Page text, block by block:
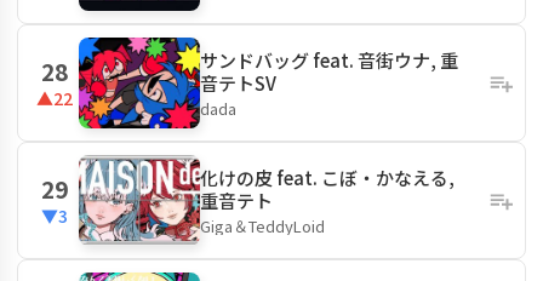
28
▲22
サンドバッグ feat. 音街ウナ, 重
音テトSV
dada
29
▼3
化けの皮 feat. こぼ・かなえる,
重音テト
Giga＆TeddyLoid